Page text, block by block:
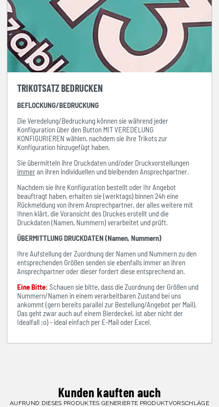
TRIKOTSATZ BEDRUCKEN
BEFLOCKUNG/BEDRUCKUNG
Die Veredelung/Bedruckung können sie während jeder
Konfiguration über den Button MIT VEREDELUNG
KONFIGURIEREN wählen, nachdem sie ihre Trikots zur
Konfiguration hinzugefügt haben.
Sie übermitteln ihre Druckdaten und/oder Druckvorstellungen
immeran ihren individuellen und bleibenden Ansprechpartner.
Nachdem sie ihre Konfiguration bestellt oder Ihr Angebot
beauftragt haben, erhalten sie (werktags) binnen 24h eine
Rückmeldung von ihrem Ansprechpartner, der alles weitere mit
Ihnen klärt, die Voransicht des Druckes erstellt und die
Druckdaten (Namen, Nummern) verarbeitet und prüft.
ÜBERMITTLUNG DRUCKDATEN (Namen, Nummern)
Ihre Aufstellung der Zuordnung der Namen und Nummern zu den
entsprechenden Größen senden sie ebenfalls immer an ihren
Ansprechpartner oder dieser fordert diese entsprechend an.
Eine Bitte: Schauen sie bitte, dass die Zuordnung der Größen und
Nummern/Namen in einem verarbeitbaren Zustand bei uns
ankommt (gern bereits parallel zur Bestellung/Angebot per Mail).
Das geht zwar auch auf einem Bierdeckel, ist aber nicht der
Idealfall ;o) - ideal einfach per E-Mail oder Excel.
Kunden kauften auch
AUFRUND DIESES PRODUKTES GENERIERTE PRODUKTVORSCHLÄGE